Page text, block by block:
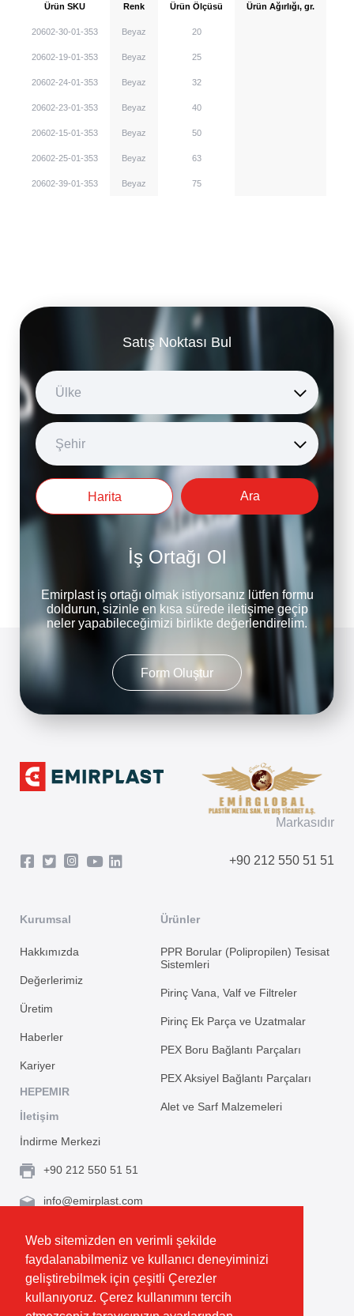
Web sitemizden en verimli şekilde
faydalanabilmeniz ve kullanıcı deneyiminizi
geliştirebilmek için çeşitli Çerezler
kullanıyoruz. Çerez kullanımını tercih
Ürün SKU Renk Ürün Ölçüsü Ürün Ağırlığı, gr.
20602-30-01-353 Beyaz 20
20602-19-01-353 Beyaz 25
20602-24-01-353 Beyaz 32
20602-23-01-353 Beyaz 40
20602-15-01-353 Beyaz 50
20602-25-01-353 Beyaz 63
20602-39-01-353 Beyaz 75
Satış Noktası Bul
Ülke
Şehir
Harita Ara
İş Ortağı Ol
Emirplast iş ortağı olmak istiyorsanız lütfen formu
doldurun, sizinle en kısa sürede iletişime geçip
neler yapabileceğimizi birlikte değerlendirelim.
Form Oluştur
Markasıdır
+90 212 550 51 51
Kurumsal
Hakkımızda
Değerlerimiz
Üretim
Haberler
Kariyer
HEPEMIR
İletişim
İndirme Merkezi
Ürünler
PPR Borular (Polipropilen) Tesisat
Sistemleri
Pirinç Vana, Valf ve Filtreler
Pirinç Ek Parça ve Uzatmalar
PEX Boru Bağlantı Parçaları
PEX Aksiyel Bağlantı Parçaları
Alet ve Sarf Malzemeleri
+90 212 550 51 51
info@emirplast.com
Eyüpsultan 34055 İstanbul / Türkiye
Rota Oluştur